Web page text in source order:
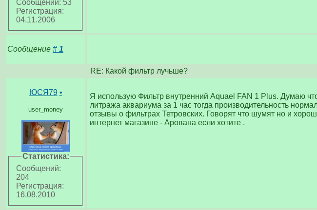
Сообщений: 53
Регистрация:
04.11.2006
Сообщение # 1
RE: Какой фильтр лучьше?
ЮСЯ79 •
user_money
Статистика:
Сообщений:
204
Регистрация:
16.08.2010
Я использую Фильтр внутренний Aquael FAN 1 Plus. Думаю
литража аквариума за 1 час тогда производительность
отзывы о фильтрах Тетровских. Говорят что шумят но и
интернет магазине - Арована если хотите .